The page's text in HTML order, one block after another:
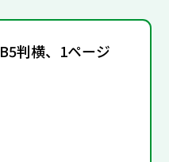
B5判横、1ページ